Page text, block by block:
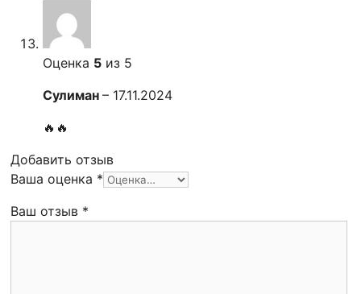
Оценка 5 из 5
Сулиман – 17.11.2024
🔥🔥
Добавить отзыв
Ваша оценка *
Ваш отзыв *